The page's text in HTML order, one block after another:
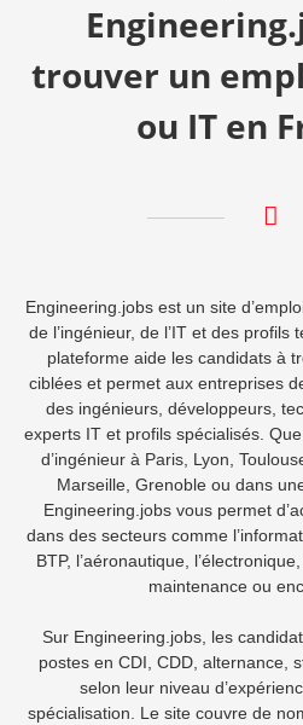
trouver un
ou IT en
Engineering.jobs est un site
de l’ingénieur, de l’IT et des
plateforme aide les candidats à
ciblées et permet aux entreprises
des ingénieurs, développeurs,
experts IT et profils spécialisés.
d’ingénieur à Paris, Lyon,
Marseille, Grenoble ou dans
Engineering.jobs vous permet
dans des secteurs comme
BTP, l’aéronautique,
maintenance ou
Sur Engineering.jobs, les
postes en CDI, CDD, alternance,
selon leur niveau
spécialisation. Le site couvre de